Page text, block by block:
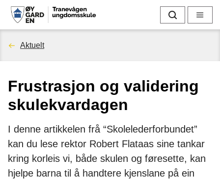
T
r
n
e
v
å
g
Søk Meny
Du
her:
Aktuelt
Frustrasjon og validering
skulekvardagen
I denne artikkelen frå “Skolelederforbundet”
kan du lese rektor Robert Flataas sine tankar
kring korleis vi, både skulen og føresette, kan
hjelpe barna til å handtere kjenslane på ein